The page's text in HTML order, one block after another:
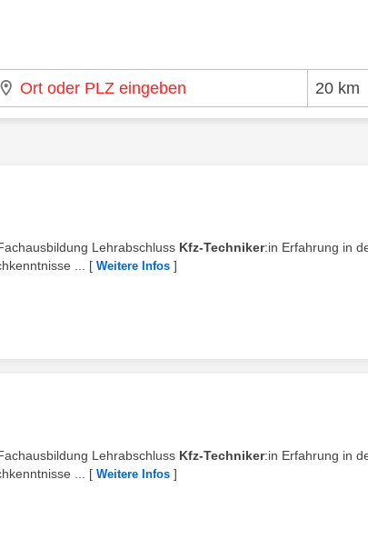
Lehrabschluss Kfz-Techniker:in Erfahrung in
...
[ Weitere Infos ]
Lehrabschluss Kfz-Techniker:in Erfahrung in
...
[ Weitere Infos ]